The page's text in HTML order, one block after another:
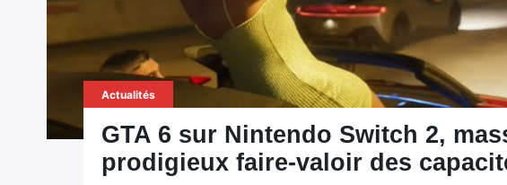
Actualités
GTA 6 sur Nintendo Switch 2,
prodigieux faire-valoir des